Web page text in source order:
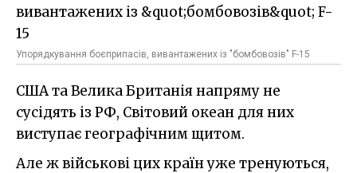
Упорядкування боєприпасів, вивантажених із "бомбовозів" F-15
США та Велика Британія напряму не
сусідять із РФ, Світовий океан для них
виступає географічним щитом.
Але ж військові цих країн уже тренуються,